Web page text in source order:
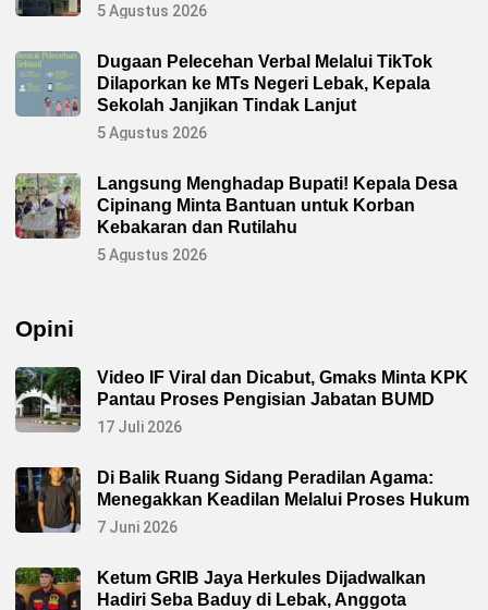
5 Agustus 2026
Dugaan Pelecehan Verbal Melalui TikTok
Dilaporkan ke MTs Negeri Lebak, Kepala
Sekolah Janjikan Tindak Lanjut
5 Agustus 2026
Langsung Menghadap Bupati! Kepala Desa
Cipinang Minta Bantuan untuk Korban
Kebakaran dan Rutilahu
5 Agustus 2026
Opini
Video IF Viral dan Dicabut, Gmaks Minta KPK
Pantau Proses Pengisian Jabatan BUMD
17 Juli 2026
Di Balik Ruang Sidang Peradilan Agama:
Menegakkan Keadilan Melalui Proses Hukum
7 Juni 2026
Ketum GRIB Jaya Herkules Dijadwalkan
Hadiri Seba Baduy di Lebak, Anggota